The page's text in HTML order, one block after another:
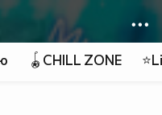
🪀CHILL ZONE